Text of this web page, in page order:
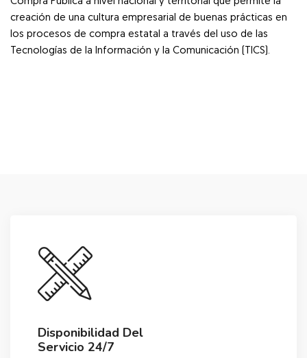
creación de una cultura empresarial de buenas prácticas en
los procesos de compra estatal a través del uso de las
Tecnologías de la Información y la Comunicación (TICS).
Disponibilidad Del
Servicio 24/7